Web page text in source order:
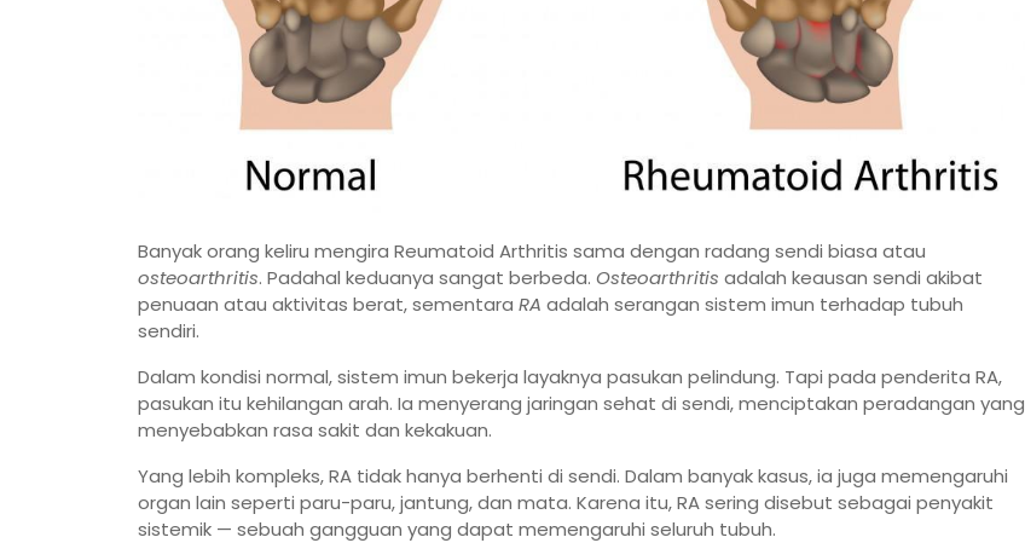
Banyak orang keliru mengira Reumatoid Arthritis sama dengan radang sendi biasa atau
osteoarthritis. Padahal keduanya sangat berbeda. Osteoarthritis adalah keausan sendi akibat
penuaan atau aktivitas berat, sementara RA adalah serangan sistem imun terhadap tubuh
sendiri.
Dalam kondisi normal, sistem imun bekerja layaknya pasukan pelindung. Tapi pada penderita RA,
pasukan itu kehilangan arah. Ia menyerang jaringan sehat di sendi, menciptakan peradangan yang
menyebabkan rasa sakit dan kekakuan.
Yang lebih kompleks, RA tidak hanya berhenti di sendi. Dalam banyak kasus, ia juga memengaruhi
organ lain seperti paru-paru, jantung, dan mata. Karena itu, RA sering disebut sebagai penyakit
sistemik — sebuah gangguan yang dapat memengaruhi seluruh tubuh.